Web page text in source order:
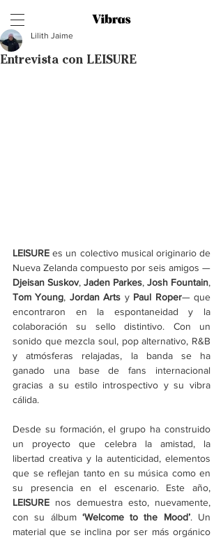
Entrevista con LEISURE
Lilith Jaime
LEISURE es un colectivo musical originario de
Nueva Zelanda compuesto por seis amigos —
Djeisan Suskov, Jaden Parkes, Josh Fountain
Tom Young, Jordan Arts y Paul Roper— que
encontraron en la espontaneidad y la
colaboración su sello distintivo. Con un
sonido que mezcla soul, pop alternativo, R&B
y atmósferas relajadas, la banda se ha
ganado una base de fans internacional
gracias a su estilo introspectivo y su vibra
cálida.
Desde su formación, el grupo ha construido
un proyecto que celebra la amistad, la
libertad creativa y la autenticidad, elementos
que se reflejan tanto en su música como en
LEISURE nos demuestra esto, nuevamente,
con su álbum ‘Welcome to the Mood’. Un
material que se inclina por ser más orgánico